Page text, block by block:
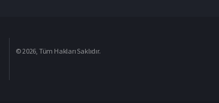
© 2026, Tüm Hakları Saklıdır.